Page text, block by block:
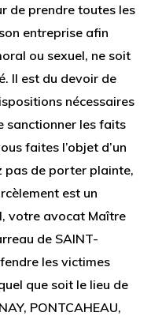
de prendre toutes les
entreprise afin
ou sexuel, ne soit
Il est du devoir de
nécessaires
sanctionner les faits
faites l’objet d’un
pas de porter plainte,
est un
votre avocat Maître
de SAINT-
les victimes
que soit le lieu de
PONTCAHEAU,